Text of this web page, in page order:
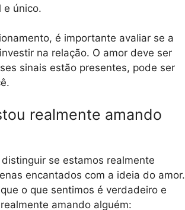
e único.
é importante avaliar se a
na relação. O amor deve ser
sinais estão presentes, pode ser
realmente amando
se estamos realmente
encantados com a ideia do amor.
o que sentimos é verdadeiro e
amando alguém: